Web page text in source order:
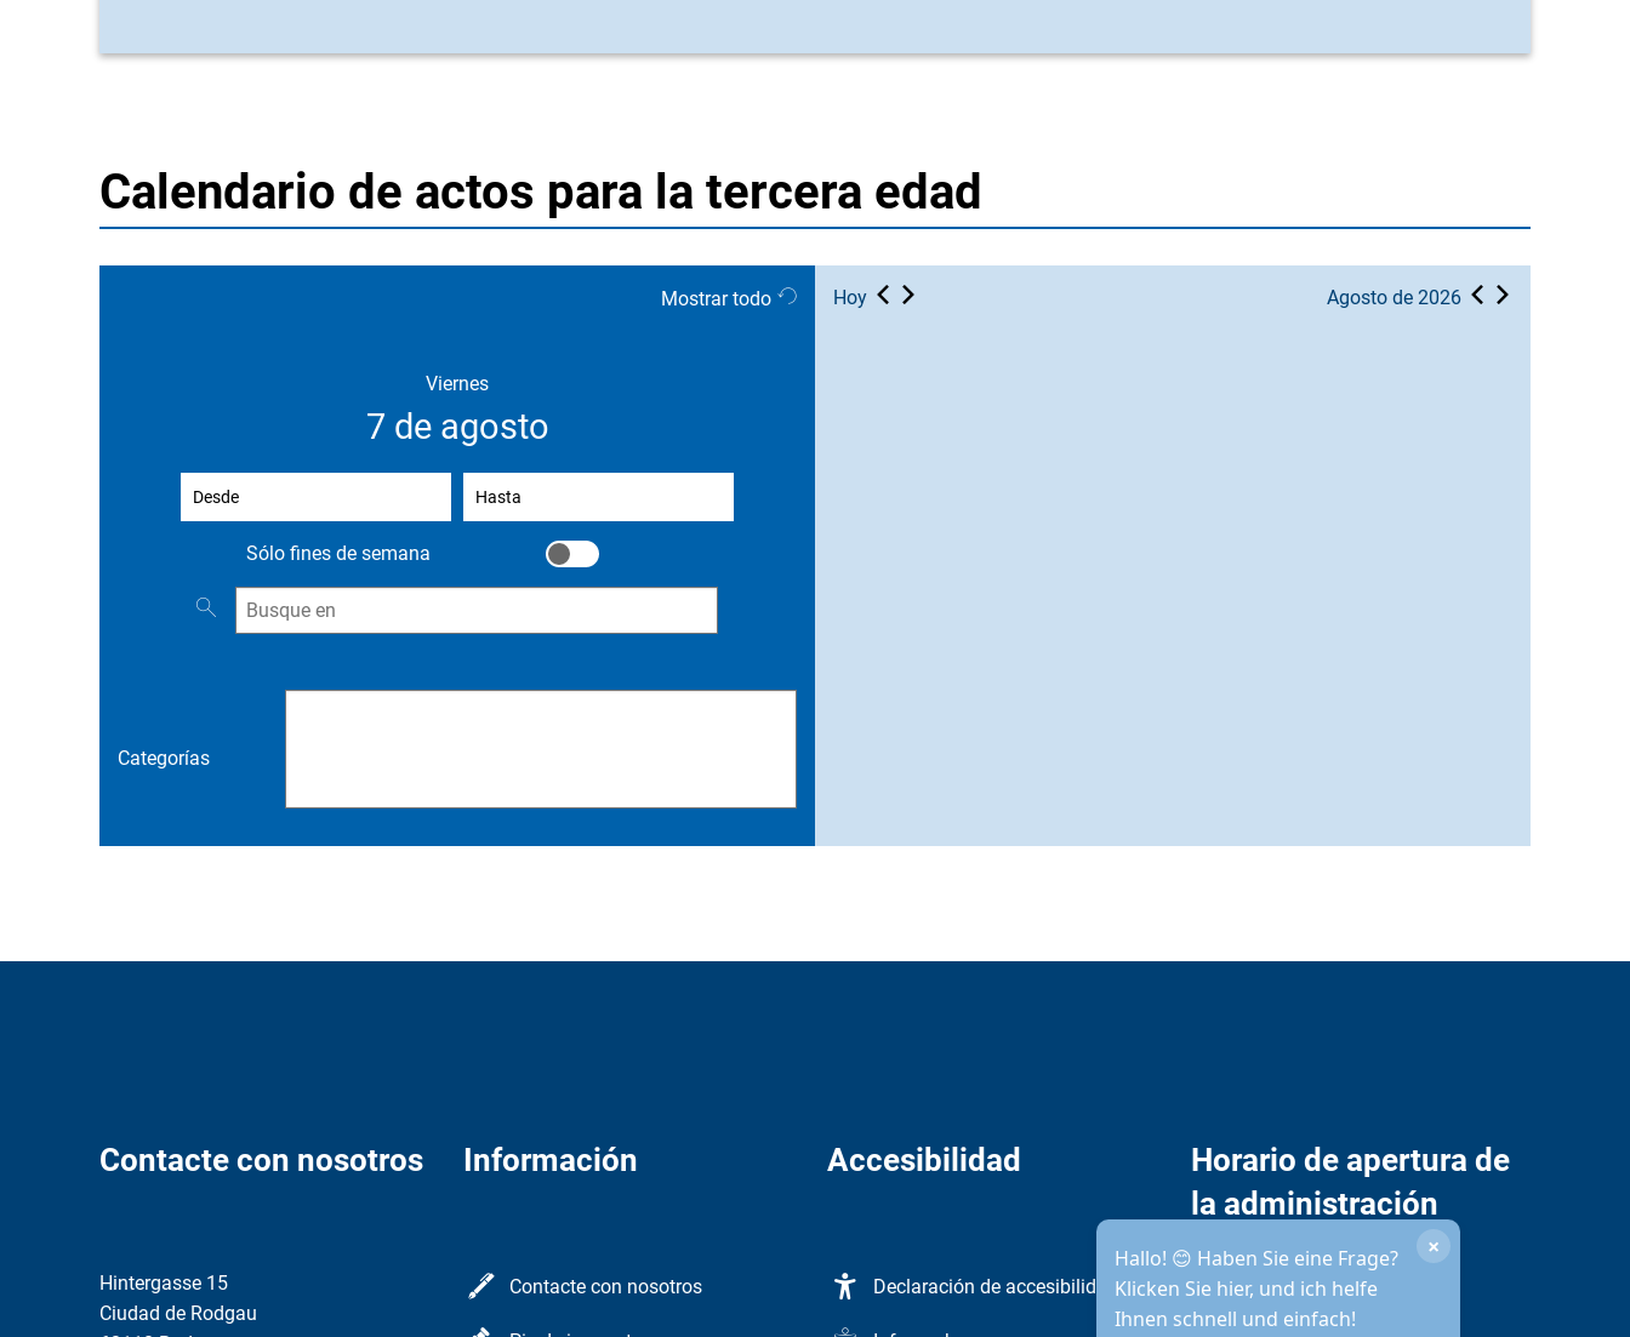
Calendario de actos para la tercera edad
Mostrar todo
Viernes
7 de agosto
Desde Hasta
Sólo fines de semana
fines de
Categorías
Hoy Agosto de 2026
Contacte con nosotros
Hintergasse 15
Ciudad de Rodgau
Información
Contacte con nosotros
Accesibilidad
Declaración de accesibilidad
Hallo! 😊 Haben Sie eine Frage?
Klicken Sie hier, und ich helfe
Ihnen schnell und einfach!
×
Horario de apertura de
la administración
municipal
Disponibilidad por teléfono